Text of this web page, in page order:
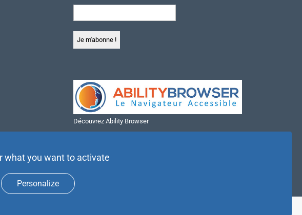
Découvrez Ability Browser
what you want to activate
Personalize